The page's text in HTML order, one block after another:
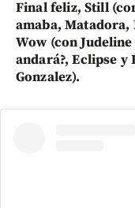
Final feliz, Still
amaba, Matadora,
Wow (con
andará?, Eclipse y
Gonzalez).